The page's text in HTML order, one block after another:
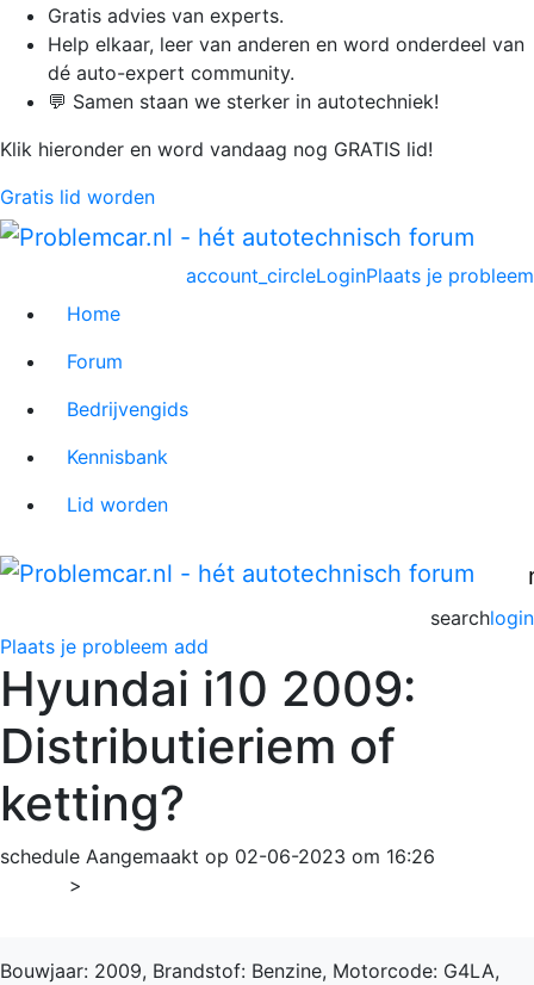
Gratis advies van experts.
Help elkaar, leer van anderen en word onderdeel van
dé auto-expert community.
💬 Samen staan we sterker in autotechniek!
Klik hieronder en word vandaag nog GRATIS lid!
Gratis lid worden
Plaats je probleem
account_circleLogin
Home
Forum
Bedrijvengids
Kennisbank
Lid worden
login
search
Plaats je probleem add
Hyundai i10 2009:
Distributieriem of
ketting?
schedule Aangemaakt op 02-06-2023 om 16:26
>
Bouwjaar: 2009, Brandstof: Benzine, Motorcode: G4LA,